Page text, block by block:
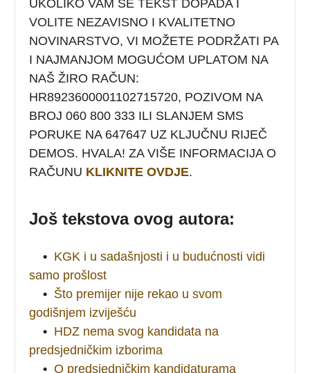
UKOLIKO VAM SE TEKST DOPADA I
VOLITE NEZAVISNO I KVALITETNO
NOVINARSTVO, VI MOŽETE PODRŽATI PA
I NAJMANJOM MOGUĆOM UPLATOM NA
NAŠ ŽIRO RAČUN:
HR8923600001102715720, POZIVOM NA
BROJ 060 800 333 ILI SLANJEM SMS
PORUKE NA 647647 UZ KLJUČNU RIJEČ
DEMOS. HVALA! ZA VIŠE INFORMACIJA O
RAČUNU KLIKNITE OVDJE.
Još tekstova ovog autora:
• KGK i u sadašnjosti i u budućnosti vidi
samo prošlost
• Što premijer nije rekao u svom
godišnjem izviješću
• HDZ nema svog kandidata na
predsjedničkim izborima
• O predsjedničkim kandidaturama